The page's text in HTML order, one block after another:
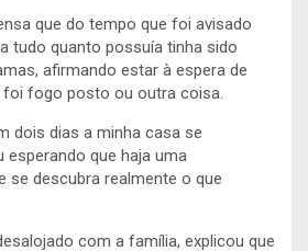
que do tempo que foi avisado
tudo quanto possuía tinha sido
afirmando estar à espera de
foi fogo posto ou outra coisa.
dois dias a minha casa se
esperando que haja uma
se descubra realmente o que
com a família, explicou que